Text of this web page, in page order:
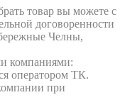
товар вы можете с
договоренности
Челны,
компаниями:
оператором ТК.
при